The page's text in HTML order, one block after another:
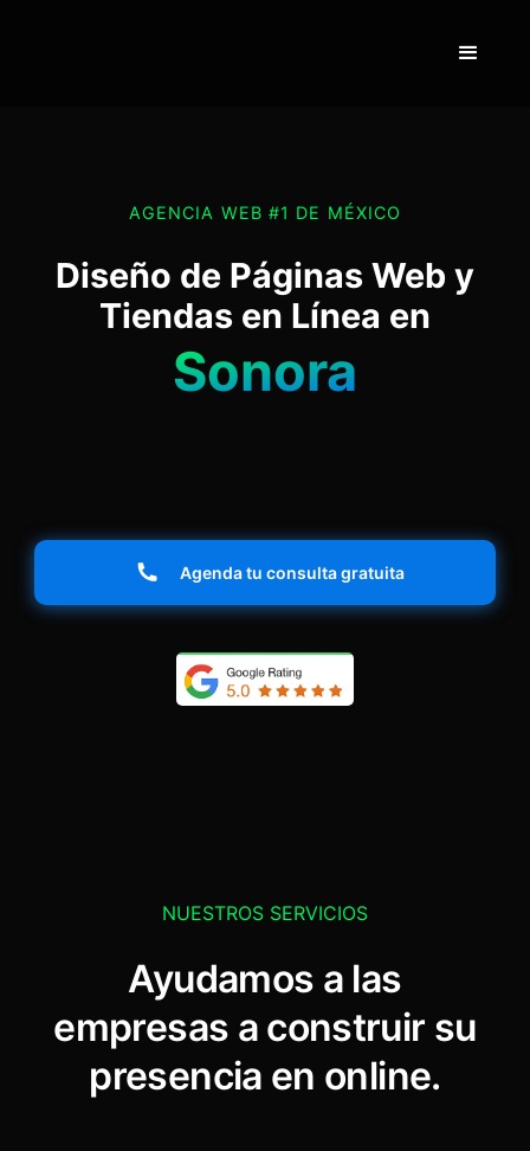
AGENCIA WEB #1 DE MÉXICO
Diseño de Páginas Web y
Tiendas en Línea en
Sonora
Agenda tu consulta gratuita
NUESTROS SERVICIOS
Ayudamos a las
empresas a construir su
presencia en online.